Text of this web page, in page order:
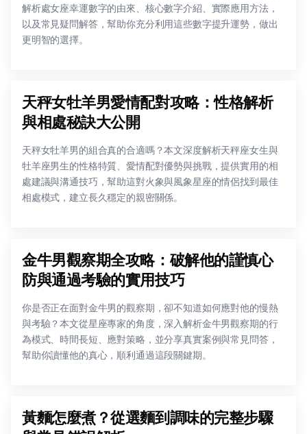
解析處女座幸運數字的由來、核心數字介紹、實際應用方法，
以及常見疑問解答，幫助你充分利用這些數字提升運勢，做出
更明智的選擇。
天秤女牡羊男愛情配對攻略：性格解析
與相處秘訣大公開
天秤女牡羊男的組合真的合適嗎？本文深度解析天秤座女生與
牡羊座男生的性格特質、愛情配對優勢與挑戰，提供實用的相
處建議與溝通技巧，幫助這對火象與風象星座的情侶找到最佳
相處模式，建立長久穩定的親密關係。
金牛男觀察期全攻略：破解他的謹慎心
防與通過考驗的實用技巧
你是否正在面對金牛男的觀察期，卻不知道如何應對他的慢熱
與考驗？本文從星座專家的角度，深入解析金牛男觀察期的行
為模式、時間長短、應對策略，並分享真實案例與常見問答，
幫助你讀懂他的真心，順利通過這段關鍵期。
黃麵怎麼煮？從選麵到調味的完整步驟